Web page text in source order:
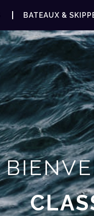
BATEAUX &